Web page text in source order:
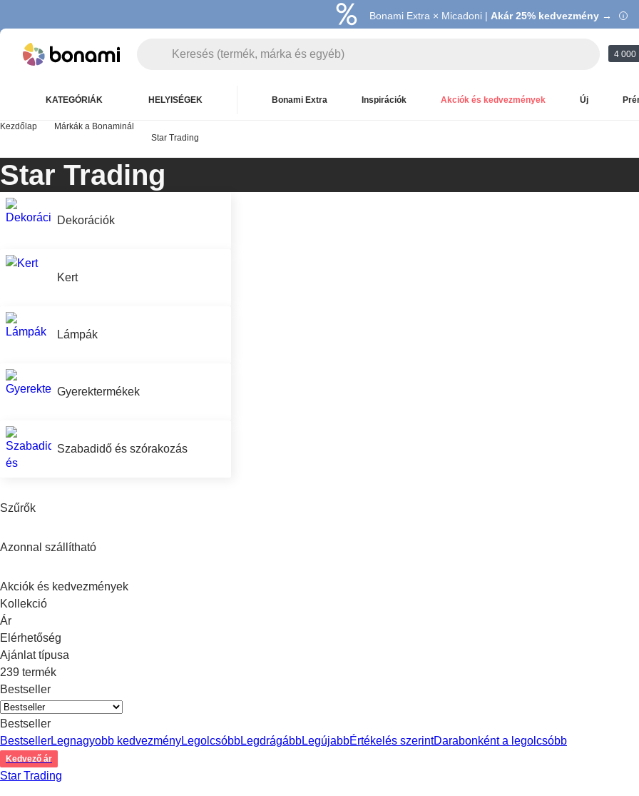
Bonami Extra × Micadoni | Akár 25% kedvezmény →
4 000
KATEGÓRIÁK HELYISÉGEK Bonami Extra Inspirációk Akciók és kedvezmények Új
Kezdőlap
Márkák a Bonaminál
Star Trading
Star Trading
Dekorációk
Kert
Lámpák
Gyerektermékek
Szabadidő és szórakozás
Szűrők
Azonnal szállítható
Akciók és kedvezmények
Kollekció
Ár
Elérhetőség
Ajánlat típusa
239 termék
Bestseller
Bestseller
BestsellerLegnagyobb kedvezményLegolcsóbbLegdrágábbLegújabbÉrtékelés szerintDarabonként a legolcsóbb
Kedvező ár
Star Trading